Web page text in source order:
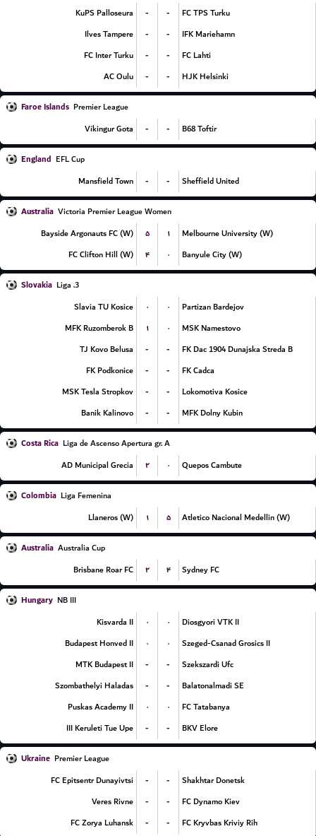
KuPS Palloseura
- -
FC TPS Turku
Ilves Tampere
- -
IFK Mariehamn
FC Inter Turku
- -
FC Lahti
AC Oulu
- - HJK Helsinki
Faroe Islands Premier League
Víkingur Gota
- - B68 Toftir
England EFL Cup
Mansfield Town
- - Sheffield United
Australia Victoria Premier League Women
Bayside Argonauts FC (W)
۵ ۱
Melbourne University (W)
FC Clifton Hill (W)
۴ ۰ Banyule City (W)
Slovakia
3. Liga
Slavia TU Kosice
۰ ۰
Partizan Bardejov
MFK Ruzomberok B
۱ ۰
MSK Namestovo
TJ Kovo Belusa
- -
FK Dac 1904 Dunajska Streda B
FK Podkonice
- -
FK Cadca
MSK Tesla Stropkov
- -
Lokomotiva Kosice
Banik Kalinovo
- - MFK Dolny Kubin
Costa Rica Liga de Ascenso Apertura gr. A
AD Municipal Grecia
۲ ۰ Quepos Cambute
Colombia Liga Femenina
Llaneros (W)
۱ ۵ Atletico Nacional Medellin (W)
Australia Australia Cup
Brisbane Roar FC
۲ ۴ Sydney FC
Hungary NB III
Kisvarda II
۰ ۰
Diosgyori VTK II
Budapest Honved II
۰ ۰
Szeged-Csanad Grosics II
MTK Budapest II
- -
Szekszardi Ufc
Szombathelyi Haladas
- -
Balatonalmadi SE
Puskas Academy II
۰ ۰
FC Tatabanya
III Keruleti Tue Upe
- - BKV Elore
Ukraine Premier League
FC Epitsentr Dunayivtsi
- -
Shakhtar Donetsk
Veres Rivne
- -
FC Dynamo Kiev
FC Zorya Luhansk
- - FC Kryvbas Kriviy Rih